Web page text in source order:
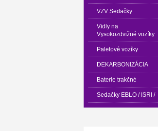
VZV Sedačky
Vidly na
Vysokozdvižné vozíky
Paletové vozíky
DEKARBONIZÁCIA
Baterie trakčné
Sedačky EBLO / ISRI /